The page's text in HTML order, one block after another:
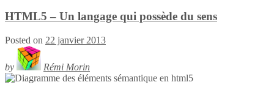
HTML5 – Un langage qui possède du sens
Posted on 22 janvier 2013
by Rémi Morin